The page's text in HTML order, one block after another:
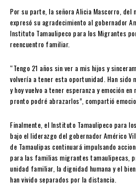
Por su parte, la señora Alicia Mascorro, del
expresó su agradecimiento al gobernador
Instituto Tamaulipeco para los Migrantes
reencuentro familiar.
“Tengo 21 años sin ver a mis hijos y
volvería a tener esta oportunidad. Han sido
y hoy vuelvo a tener esperanza y emoción
pronto podré abrazarlos”, compartió
Finalmente, el Instituto Tamaulipeco para
bajo el liderazgo del gobernador Américo
de Tamaulipas continuará impulsando
para las familias migrantes tamaulipecas,
unidad familiar, la dignidad humana y el
han vivido separados por la distancia.